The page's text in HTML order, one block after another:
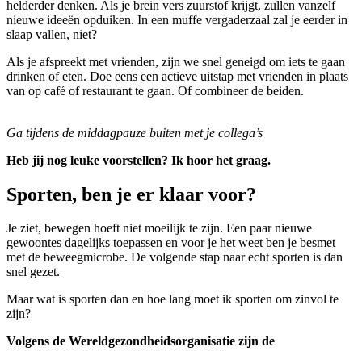
helderder denken. Als je brein vers zuurstof krijgt, zullen vanzelf
nieuwe ideeën opduiken. In een muffe vergaderzaal zal je eerder in
slaap vallen, niet?
Als je afspreekt met vrienden, zijn we snel geneigd om iets te gaan
drinken of eten. Doe eens een actieve uitstap met vrienden in plaats
van op café of restaurant te gaan. Of combineer de beiden.
Ga tijdens de middagpauze buiten met je collega’s
Heb jij nog leuke voorstellen? Ik hoor het graag.
Sporten, ben je er klaar voor?
Je ziet, bewegen hoeft niet moeilijk te zijn. Een paar nieuwe
gewoontes dagelijks toepassen en voor je het weet ben je besmet
met de beweegmicrobe. De volgende stap naar echt sporten is dan
snel gezet.
Maar wat is sporten dan en hoe lang moet ik sporten om zinvol te
zijn?
Volgens de Wereldgezondheidsorganisatie zijn de